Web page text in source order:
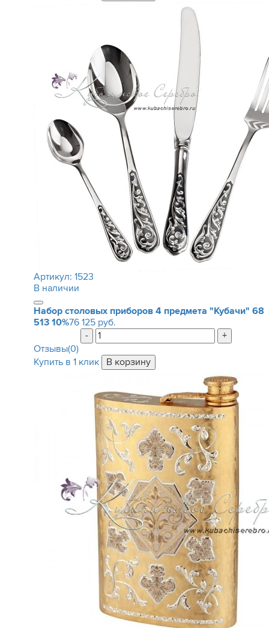
Артикул: 1523
В наличии
Набор столовых приборов 4 предмета "Кубачи" 68
513 10%76 125 руб.
-
+
Отзывы(0)
Купить в 1 клик